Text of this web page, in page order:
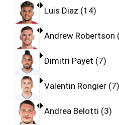
Luis Diaz 14
Andrew Robertson
Dimitri Payet 7
Valentin Rongier 7
Andrea Belotti 3